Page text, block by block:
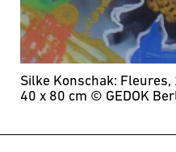
Silke Konschak:
40 x 80 cm © GEDOK